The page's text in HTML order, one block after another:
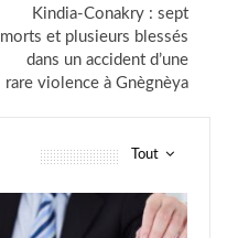
Kindia-Conakry : sept
morts et plusieurs blessés
dans un accident d’une
rare violence à Gnègnèya
Tout